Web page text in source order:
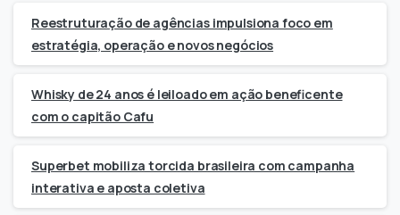
Reestruturação de agências impulsiona foco em
estratégia, operação e novos negócios
Whisky de 24 anos é leiloado em ação beneficente
com o capitão Cafu
Superbet mobiliza torcida brasileira com campanha
interativa e aposta coletiva